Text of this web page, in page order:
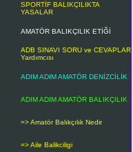
SPORTİF BALIKÇILIKTA
YASALAR
AMATÖR BALIKÇILIK ETİĞİ
ADB SINAVI SORU ve CEVAPLAR
Yardımcısı
ADIM ADIM AMATÖR DENİZCİLİK
ADIM ADIM AMATÖR BALIKÇILIK
=> Amatör Balıkçılık Nedir
=> Aile Balikciligi